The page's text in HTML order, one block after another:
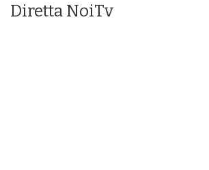
Diretta NoiTv